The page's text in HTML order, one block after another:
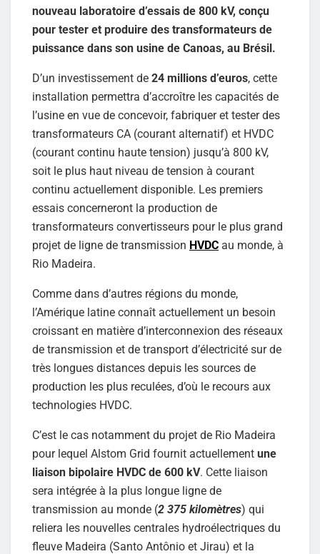
nouveau laboratoire d’essais de 800 kV, conçu
pour tester et produire des transformateurs de
puissance dans son usine de Canoas, au Brésil.
D’un investissement de 24 millions d’euros, cette
installation permettra d’accroître les capacités de
l’usine en vue de concevoir, fabriquer et tester des
transformateurs CA (courant alternatif) et HVDC
(courant continu haute tension) jusqu’à 800 kV,
soit le plus haut niveau de tension à courant
continu actuellement disponible. Les premiers
essais concerneront la production de
transformateurs convertisseurs pour le plus grand
projet de ligne de transmission HVDC au monde, à
Rio Madeira.
Comme dans d’autres régions du monde,
l’Amérique latine connaît actuellement un besoin
croissant en matière d’interconnexion des réseaux
de transmission et de transport d’électricité sur de
très longues distances depuis les sources de
production les plus reculées, d’où le recours aux
technologies HVDC.
C’est le cas notamment du projet de Rio Madeira
pour lequel Alstom Grid fournit actuellement une
liaison bipolaire HVDC de 600 kV. Cette liaison
sera intégrée à la plus longue ligne de
transmission au monde (2 375 kilomètres) qui
reliera les nouvelles centrales hydroélectriques du
fleuve Madeira (Santo Antônio et Jirau) et la